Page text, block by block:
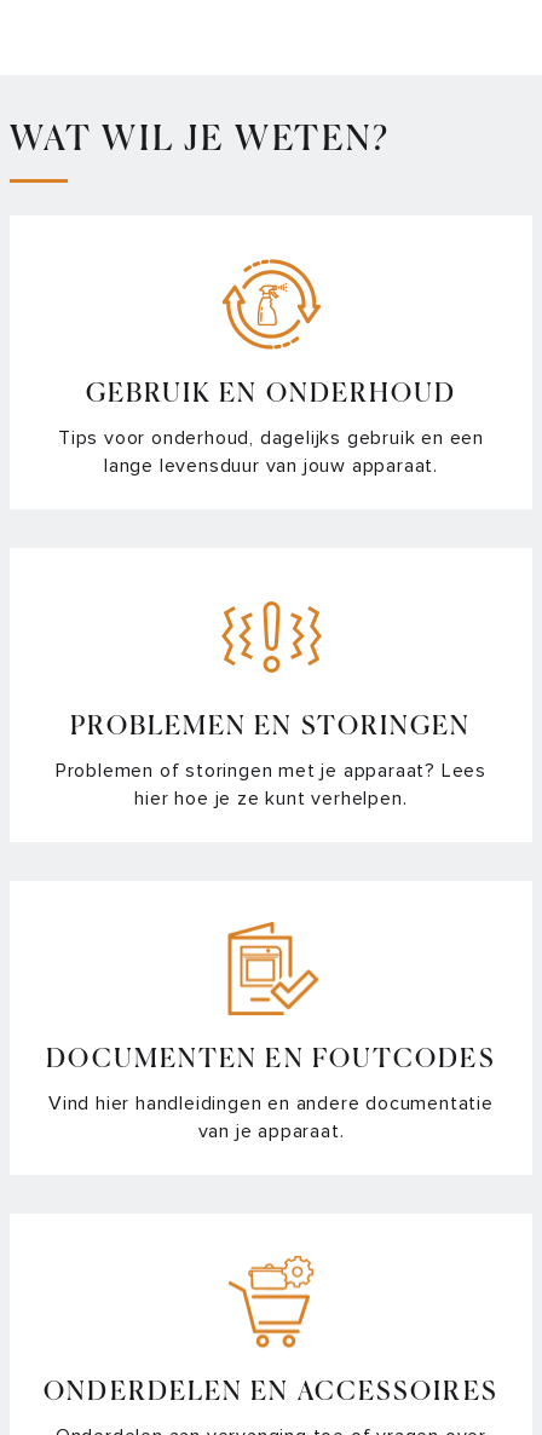
WAT WIL JE WETEN?
GEBRUIK EN ONDERHOUD
Tips voor onderhoud, dagelijks gebruik en een
lange levensduur van jouw apparaat.
PROBLEMEN EN STORINGEN
Problemen of storingen met je apparaat? Lees
hier hoe je ze kunt verhelpen.
DOCUMENTEN EN FOUTCODES
Vind hier handleidingen en andere documentatie
van je apparaat.
ONDERDELEN EN ACCESSOIRES